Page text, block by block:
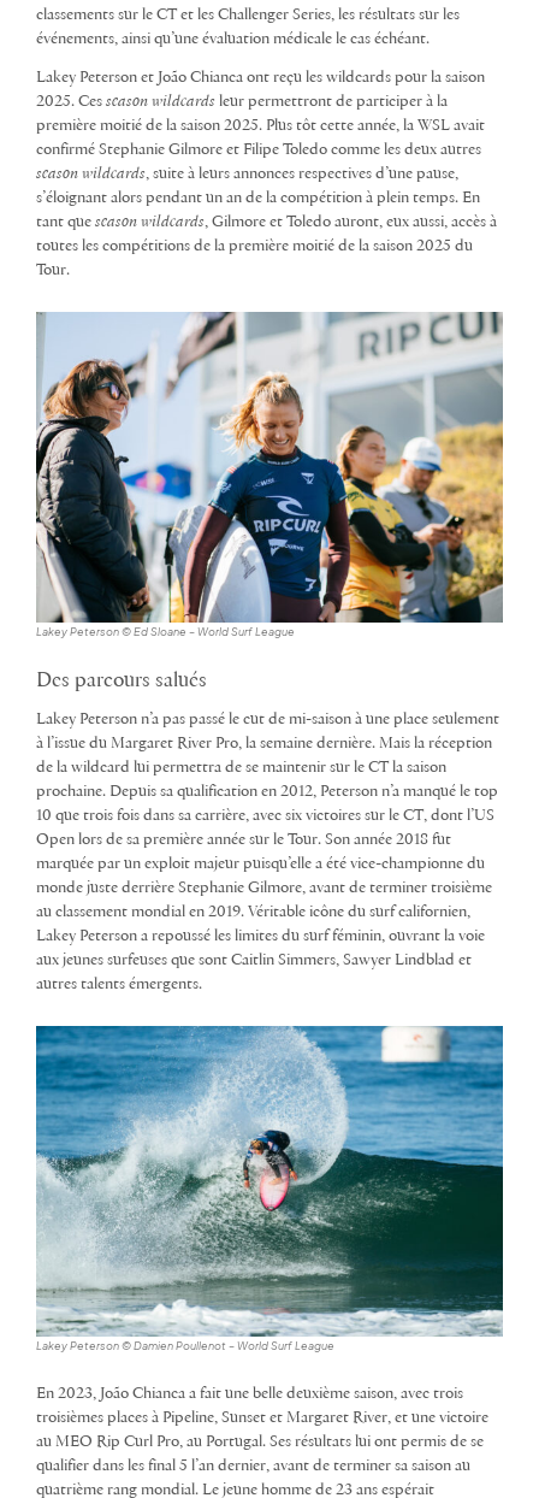
classements sur le CT et les Challenger Series, les résultats sur les
événements, ainsi qu’une évaluation médicale le cas échéant.
Lakey Peterson et João Chianca ont reçu les wildcards pour la saison
2025. Ces season wildcards leur permettront de participer à la
première moitié de la saison 2025. Plus tôt cette année, la WSL avait
confirmé Stephanie Gilmore et Filipe Toledo comme les deux autres
season wildcards, suite à leurs annonces respectives d’une pause,
s’éloignant alors pendant un an de la compétition à plein temps. En
tant que season wildcards, Gilmore et Toledo auront, eux aussi, accès à
toutes les compétitions de la première moitié de la saison 2025 du
Tour.
Lakey Peterson © Ed Sloane – World Surf League
Des parcours salués
Lakey Peterson n’a pas passé le cut de mi-saison à une place seulement
à l’issue du Margaret River Pro, la semaine dernière. Mais la réception
de la wildcard lui permettra de se maintenir sur le CT la saison
prochaine. Depuis sa qualification en 2012, Peterson n’a manqué le top
10 que trois fois dans sa carrière, avec six victoires sur le CT, dont l’US
Open lors de sa première année sur le Tour. Son année 2018 fut
marquée par un exploit majeur puisqu’elle a été vice-championne du
monde juste derrière Stephanie Gilmore, avant de terminer troisième
au classement mondial en 2019. Véritable icône du surf californien,
Lakey Peterson a repoussé les limites du surf féminin, ouvrant la voie
aux jeunes surfeuses que sont Caitlin Simmers, Sawyer Lindblad et
autres talents émergents.
Lakey Peterson © Damien Poullenot – World Surf League
En 2023, João Chianca a fait une belle deuxième saison, avec trois
troisièmes places à Pipeline, Sunset et Margaret River, et une victoire
au MEO Rip Curl Pro, au Portugal. Ses résultats lui ont permis de se
qualifier dans les final 5 l’an dernier, avant de terminer sa saison au
quatrième rang mondial. Le jeune homme de 23 ans espérait